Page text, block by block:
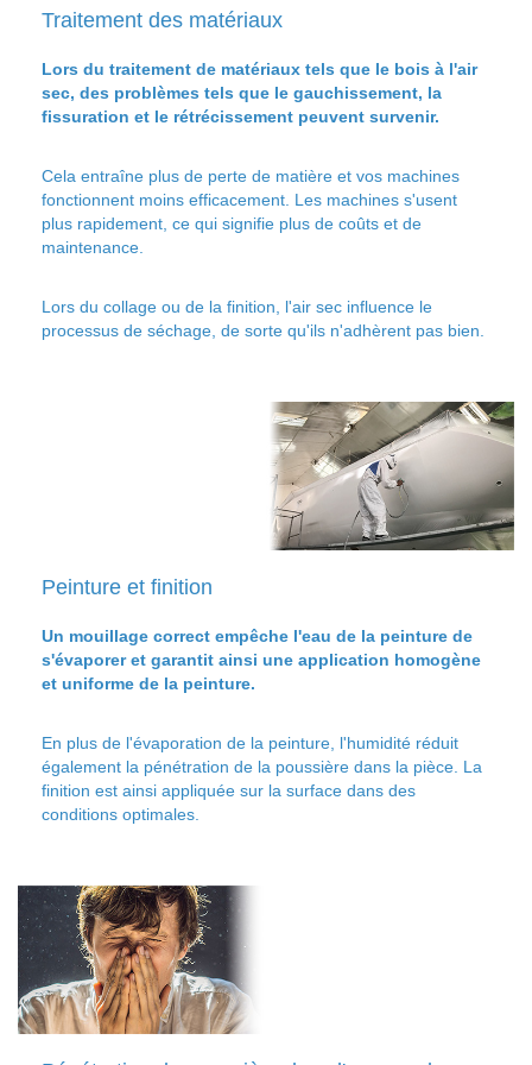
Traitement des matériaux
Lors du traitement de matériaux tels que le bois à l'air
sec, des problèmes tels que le gauchissement, la
fissuration et le rétrécissement peuvent survenir.
Cela entraîne plus de perte de matière et vos machines
fonctionnent moins efficacement. Les machines s'usent
plus rapidement, ce qui signifie plus de coûts et de
maintenance.
Lors du collage ou de la finition, l'air sec influence le
processus de séchage, de sorte qu'ils n'adhèrent pas bien.
Peinture et finition
Un mouillage correct empêche l'eau de la peinture de
s'évaporer et garantit ainsi une application homogène
et uniforme de la peinture.
En plus de l'évaporation de la peinture, l'humidité réduit
également la pénétration de la poussière dans la pièce. La
finition est ainsi appliquée sur la surface dans des
conditions optimales.